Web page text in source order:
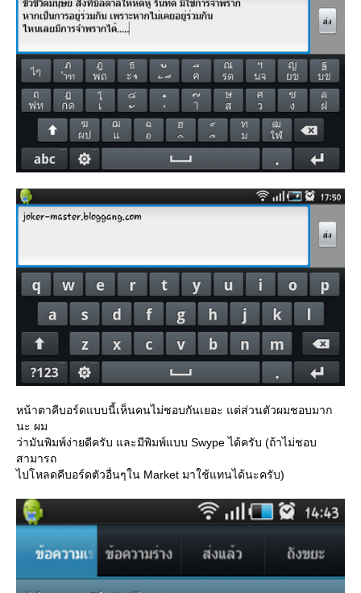
หน้าตาคีบอร์ดแบบนี้เห็นคนไม่ชอบกันเยอะ แต่ส่วนตัวผมชอบมาก
นะ ผม
ว่ามันพิมพ์ง่ายดีครับ และมีพิมพ์แบบ Swype ได้ครับ (ถ้าไม่ชอบ
สามารถ
ไปโหลดคีบอร์ดตัวอื่นๆใน Market มาใช้แทนได้นะครับ)